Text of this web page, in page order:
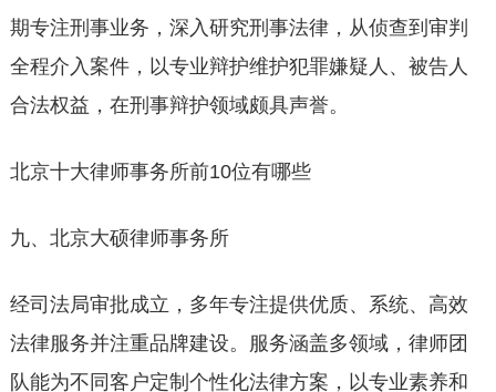
期专注刑事业务，深入研究刑事法律，从侦查到审判
全程介入案件，以专业辩护维护犯罪嫌疑人、被告人
合法权益，在刑事辩护领域颇具声誉。
北京十大律师事务所前10位有哪些
九、北京大硕律师事务所
经司法局审批成立，多年专注提供优质、系统、高效
法律服务并注重品牌建设。服务涵盖多领域，律师团
队能为不同客户定制个性化法律方案，以专业素养和